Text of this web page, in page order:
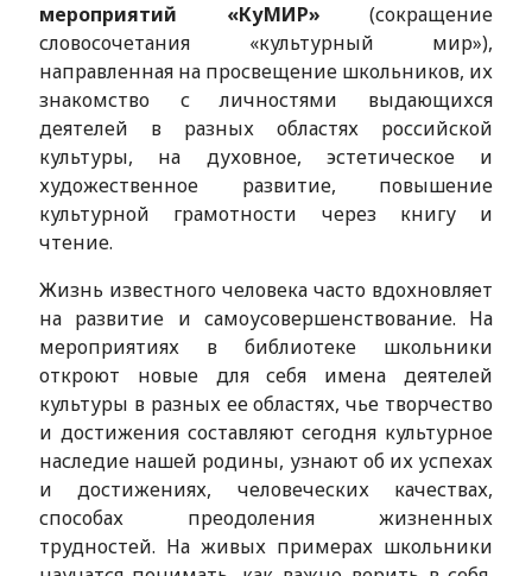
мероприятий «КуМИР» (сокращение
словосочетания «культурный мир»),
направленная на просвещение школьников, их
знакомство с личностями выдающихся
деятелей в разных областях российской
культуры, на духовное, эстетическое и
художественное развитие, повышение
культурной грамотности через книгу и
чтение.
Жизнь известного человека часто вдохновляет
на развитие и самоусовершенствование. На
мероприятиях в библиотеке школьники
откроют новые для себя имена деятелей
культуры в разных ее областях, чье творчество
и достижения составляют сегодня культурное
наследие нашей родины, узнают об их успехах
и достижениях, человеческих качествах,
способах преодоления жизненных
трудностей. На живых примерах школьники